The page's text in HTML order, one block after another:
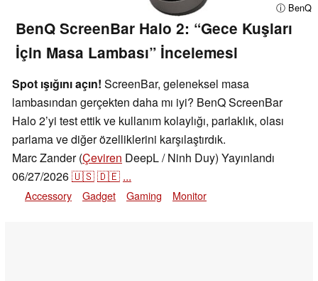
ⓘ BenQ
BenQ ScreenBar Halo 2: “Gece Kuşları
İçin Masa Lambası” İncelemesi
Spot ışığını açın! ScreenBar, geleneksel masa
lambasından gerçekten daha mı iyi? BenQ ScreenBar
Halo 2’yi test ettik ve kullanım kolaylığı, parlaklık, olası
parlama ve diğer özelliklerini karşılaştırdık.
Marc Zander (Çeviren DeepL / Ninh Duy) Yayınlandı
06/27/2026🇺🇸🇩🇪 ...
Accessory Gadget Gaming Monitor